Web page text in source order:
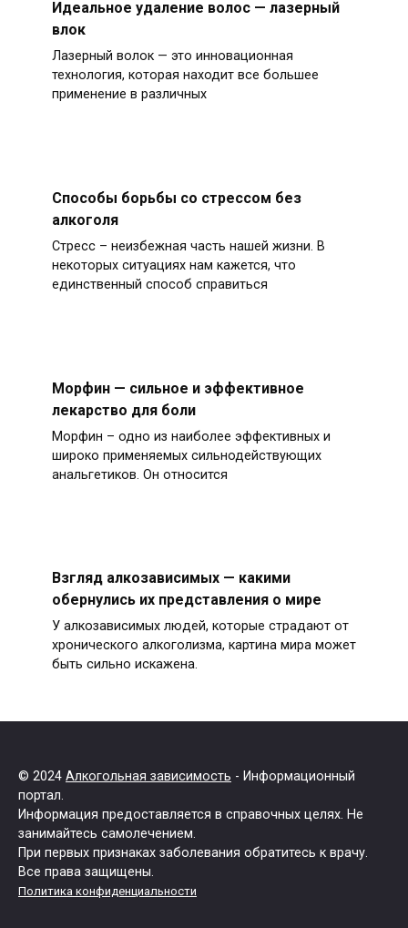
Идеальное удаление волос — лазерный
влок
Лазерный волок — это инновационная
технология, которая находит все большее
применение в различных
Способы борьбы со стрессом без
алкоголя
Стресс – неизбежная часть нашей жизни. В
некоторых ситуациях нам кажется, что
единственный способ справиться
Морфин — сильное и эффективное
лекарство для боли
Морфин – одно из наиболее эффективных и
широко применяемых сильнодействующих
анальгетиков. Он относится
Взгляд алкозависимых — какими
обернулись их представления о мире
У алкозависимых людей, которые страдают от
хронического алкоголизма, картина мира может
быть сильно искажена.
© 2024 Алкогольная зависимость - Информационный
портал.
Информация предоставляется в справочных целях. Не
занимайтесь самолечением.
При первых признаках заболевания обратитесь к врачу.
Все права защищены.
Политика конфиденциальности